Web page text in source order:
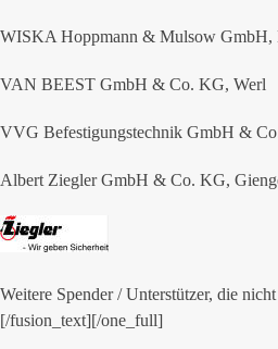
WISKA Hoppmann & Mulsow GmbH,
VAN BEEST GmbH & Co. KG, Werl
VVG Befestigungstechnik GmbH &
Albert Ziegler GmbH & Co. KG,
Weitere Spender / Unterstützer, die
[/fusion_text][/one_full]